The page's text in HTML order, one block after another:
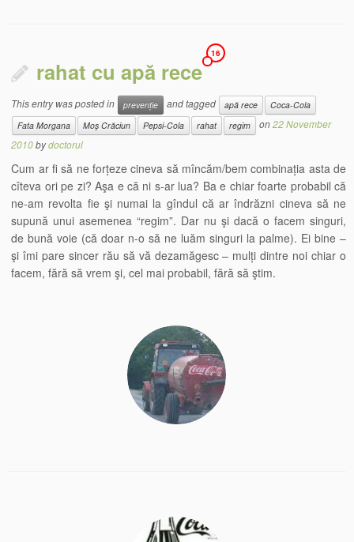
rahat cu apă rece
16
This entry was posted in prevenție and tagged apă rece
Coca-Cola
Fata Morgana
Moș Crăciun Pepsi-Cola rahat regim on22 November
2010bydoctorul
Cum ar fi să ne forțeze cineva să mîncăm/bem combinația asta de
cîteva ori pe zi? Aşa e că ni s-ar lua? Ba e chiar foarte probabil că
ne-am revolta fie şi numai la gîndul că ar îndrăzni cineva să ne
supună unui asemenea “regim”. Dar nu şi dacă o facem singuri,
de bună voie (că doar n-o să ne luăm singuri la palme). Ei bine –
şi îmi pare sincer rău să vă dezamăgesc – mulți dintre noi chiar o
facem, fără să vrem şi, cel mai probabil, fără să ştim.